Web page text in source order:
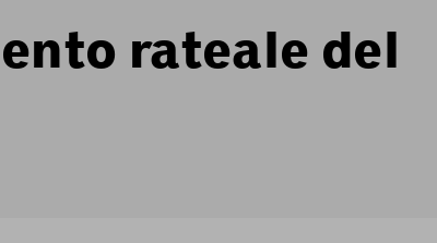
rateale del